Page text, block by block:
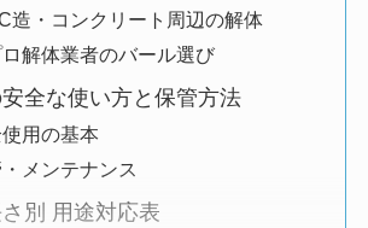
・コンクリート周辺の解体
解体業者のバール選び
全な使い方と保管方法
用の基本
メンテナンス
別 用途対応表